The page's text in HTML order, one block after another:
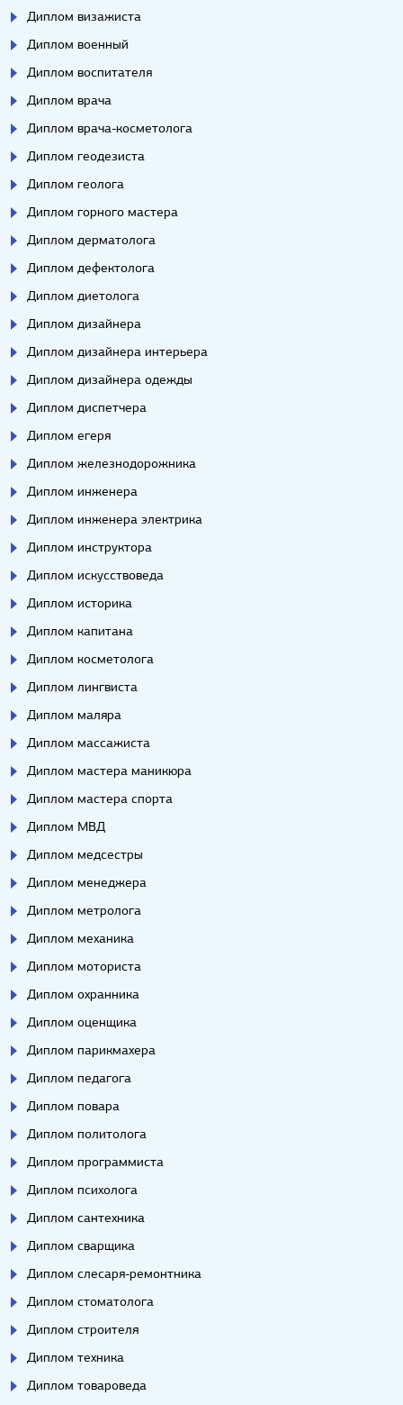
Диплом визажиста
Диплом военный
Диплом воспитателя
Диплом врача
Диплом врача-косметолога
Диплом геодезиста
Диплом геолога
Диплом горного мастера
Диплом дерматолога
Диплом дефектолога
Диплом диетолога
Диплом дизайнера
Диплом дизайнера интерьера
Диплом дизайнера одежды
Диплом диспетчера
Диплом егеря
Диплом железнодорожника
Диплом инженера
Диплом инженера электрика
Диплом инструктора
Диплом искусствоведа
Диплом историка
Диплом капитана
Диплом косметолога
Диплом лингвиста
Диплом маляра
Диплом массажиста
Диплом мастера маникюра
Диплом мастера спорта
Диплом МВД
Диплом медсестры
Диплом менеджера
Диплом метролога
Диплом механика
Диплом моториста
Диплом охранника
Диплом оценщика
Диплом парикмахера
Диплом педагога
Диплом повара
Диплом политолога
Диплом программиста
Диплом психолога
Диплом сантехника
Диплом сварщика
Диплом слесаря-ремонтника
Диплом стоматолога
Диплом строителя
Диплом техника
Диплом товароведа